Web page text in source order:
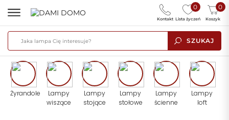
SZUKAJ
0
Lista życzeń
0
Koszyk
Kontakt
Żyrandole
Lampy
wiszące
Lampy
stojące
Lampy
stołowe
Lampy
ścienne
Lampy
loft